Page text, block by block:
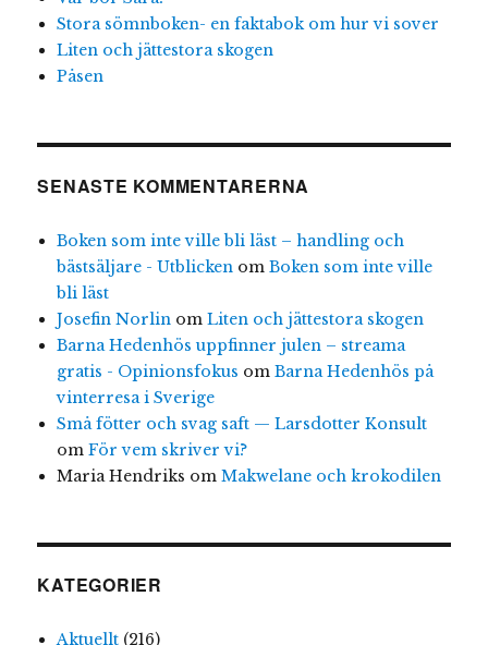
Stora sömnboken- en faktabok om hur vi sover
Liten och jättestora skogen
Påsen
SENASTE KOMMENTARERNA
Boken som inte ville bli läst – handling och
bästsäljare - Utblickenom Boken som inte ville
bli läst
Josefin Norlinom Liten och jättestora skogen
Barna Hedenhös uppfinner julen – streama
gratis - Opinionsfokus om Barna Hedenhös på
vinterresa i Sverige
Små fötter och svag saft — Larsdotter Konsult
om För vem skriver vi?
Maria Hendriks om Makwelane och krokodilen
KATEGORIER
Aktuellt(216)